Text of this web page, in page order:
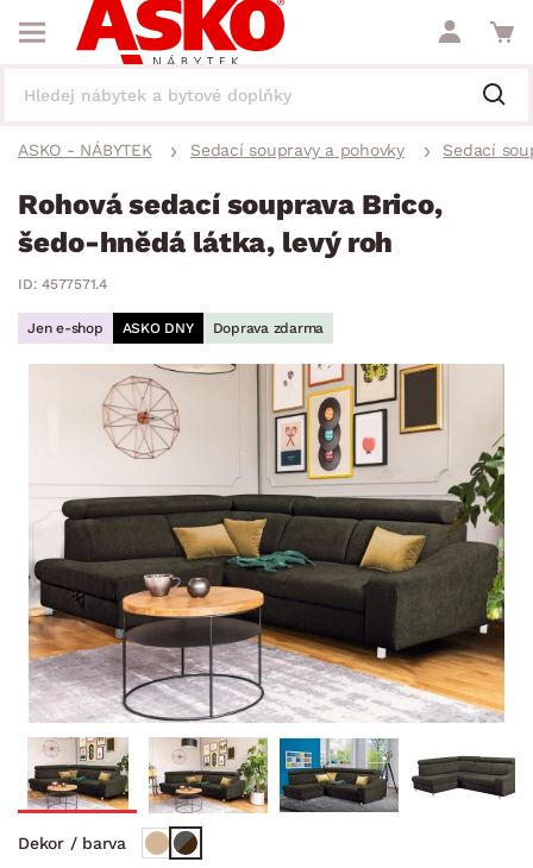
ASKO - NÁBYTEK Sedací soupravy a pohovky Sedací
Rohová sedací souprava Brico,
šedo-hnědá látka, levý roh
ID: 4577571.4
Jen e-shop ASKO DNY Doprava zdarma
Dekor / barva